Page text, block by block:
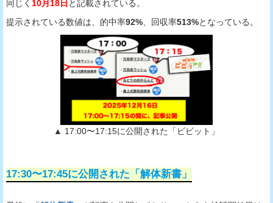
同じく 10月18日 と記載されている。
提示されている数値は、的中率92% 、回収率513%となっている。
▲ 17:00〜17:15に公開された「ビビット」
17:30〜17:45に公開された「解体新書」